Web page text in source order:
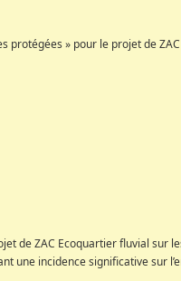
» pour le projet de
de ZAC Ecoquartier fluvial sur
une incidence significative sur